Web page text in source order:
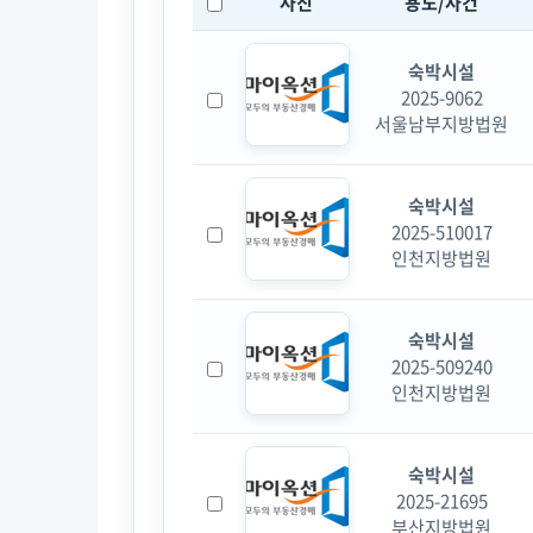
숙박시설
2025-9062
서울남부지방법원
숙박시설
2025-510017
인천지방법원
숙박시설
2025-509240
인천지방법원
숙박시설
2025-21695
부산지방법원